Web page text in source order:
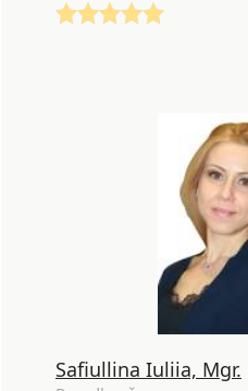
Safiullina Iuliia, Mgr.